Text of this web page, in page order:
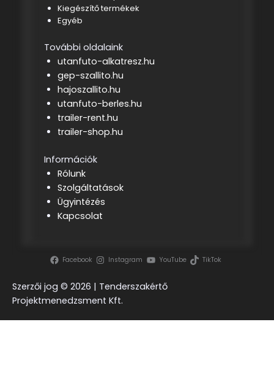
Kiegészítő termékek
Egyéb
További oldalaink
utanfuto-alkatresz.hu
gep-szallito.hu
hajoszallito.hu
utanfuto-berles.hu
trailer-rent.hu
trailer-shop.hu
Információk
Rólunk
Szolgáltatások
Ügyintézés
Kapcsolat
Facebook Instagram YouTube TikTok
Szerzői jog © 2026 | Tenderszakértő
Projektmenedzsment Kft.